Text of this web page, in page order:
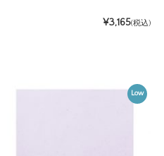
¥3,165(税込)
Low